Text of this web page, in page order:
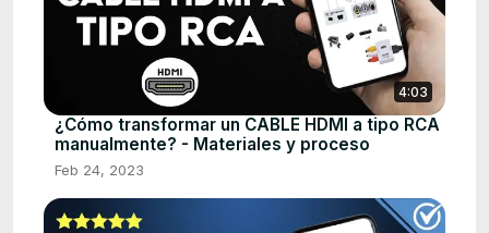
4:03
¿Cómo transformar un CABLE HDMI a tipo RCA
manualmente? - Materiales y proceso
Feb 24, 2023